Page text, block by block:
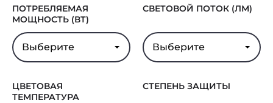
ПОТРЕБЛЯЕМАЯ
МОЩНОСТЬ (ВТ)
Выберите
СВЕТОВОЙ ПОТОК (ЛМ)
Выберите
ЦВЕТОВАЯ
ТЕМПЕРАТУРА
СТЕПЕНЬ ЗАЩИТЫ